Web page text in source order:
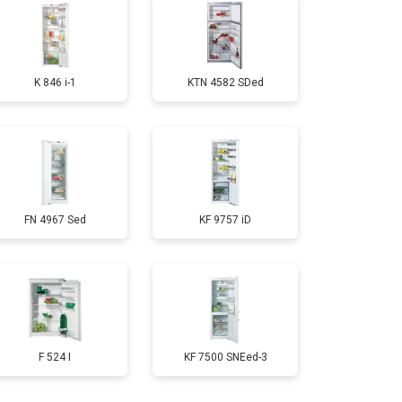
1700 ₽ Заказать
2550 ₽ Заказать
1700 ₽ Заказать
4750 ₽ Заказать
3650 ₽ Заказать
2550 ₽
K 846 i-1 KTN 4582 SDed
FN 4967 Sed KF 9757 iD
F 524 I KF 7500 SNEed-3